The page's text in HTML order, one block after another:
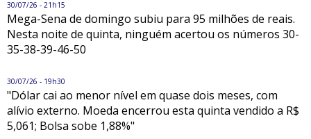
30/07/26 - 21h15
Mega-Sena de domingo subiu para 95 milhões de reais.
Nesta noite de quinta, ninguém acertou os números 30-
35-38-39-46-50
30/07/26 - 19h30
"Dólar cai ao menor nível em quase dois meses, com
alívio externo. Moeda encerrou esta quinta vendido a R$
5,061; Bolsa sobe 1,88%"